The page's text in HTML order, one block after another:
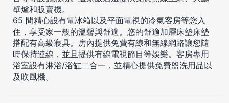
壁爐和販賣機。
65 間精心設有電冰箱以及平面電視的冷氣客房等您入
住，享受家一般的溫馨與舒適。您的舒適加層床墊床墊
搭配有高級寢具。房內提供免費有線和無線網路讓您隨
時保持連線，並且提供有線電視節目等娛樂。客房專用
浴室設有淋浴/浴缸二合一，並精心提供免費盥洗用品以
及吹風機。